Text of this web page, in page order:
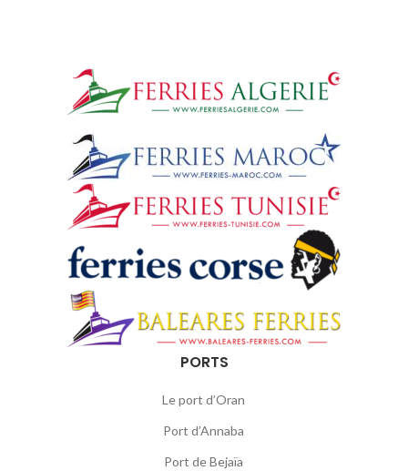
PORTS
Le port d’Oran
Port d’Annaba
Port de Bejaïa